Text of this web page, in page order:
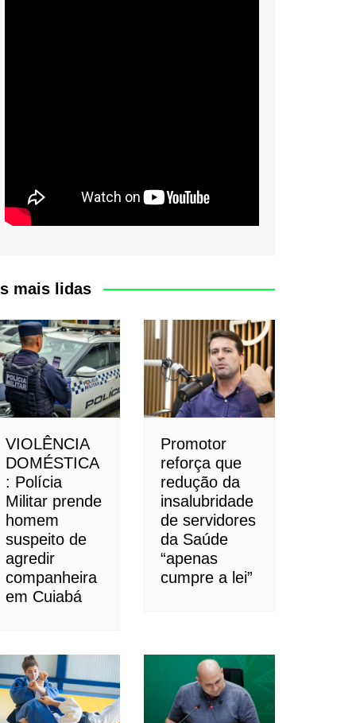
mais lidas
VIOLÊNCIA
DOMÉSTICA
: Polícia
Militar prende
homem
suspeito de
agredir
companheira
em Cuiabá
Promotor
reforça que
redução da
insalubridade
de servidores
da Saúde
“apenas
cumpre a lei”